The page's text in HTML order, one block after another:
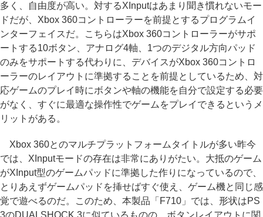
多く、自由度が高い。対するXInputはあまり聞き慣れないモー
ドだが、Xbox 360コントローラーを前提とするプログラムイ
ンターフェイスだ。こちらはXbox 360コントローラーがサポ
ートする10ボタン、アナログ4軸、1つのデジタル方向パッド
のみをサポートする代わりに、デバイスがXbox 360コントロ
ーラーのレイアウトに準拠することを前提としているため、対
応ゲームのプレイ時にボタンや軸の機能を自分で設定する必要
がなく、すぐに最適な操作性でゲームをプレイできるというメ
リットがある。
Xbox 360とのマルチプラットフォームタイトルが多い昨今
では、XInputモードの存在は非常にありがたい。大抵のゲーム
がXInput型のゲームパッドに準拠した作りになっているので、
とりあえずゲームパッドを挿せばすぐ使え、ゲーム機と同じ感
覚で遊べるのだ。このため、本製品「F710」では、形状はPS
3のDUALSHOCK 3に似ているものの、ボタンレイアウトに関